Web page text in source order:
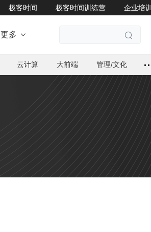
极客时间 极客时间训练营 企业培训
更多  
云计算 大前端 管理/文化